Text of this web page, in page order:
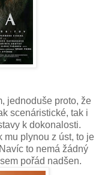
jednoduše proto, že
scenáristické, tak i
k dokonalosti.
mu plynou z úst, to je
to nemá žádný
pořád nadšen.